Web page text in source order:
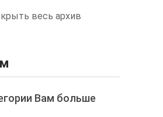
весь архив
Вам больше